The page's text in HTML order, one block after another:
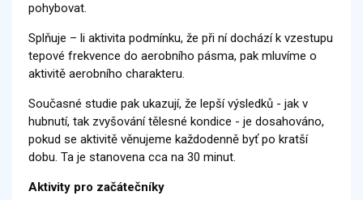
pohybovat.
Splňuje – li aktivita podmínku, že při ní dochází k vzestupu
tepové frekvence do aerobního pásma, pak mluvíme o
aktivitě aerobního charakteru.
Současné studie pak ukazují, že lepší výsledků - jak v
hubnutí, tak zvyšování tělesné kondice - je dosahováno,
pokud se aktivitě věnujeme každodenně byť po kratší
dobu. Ta je stanovena cca na 30 minut.
Aktivity pro začátečníky